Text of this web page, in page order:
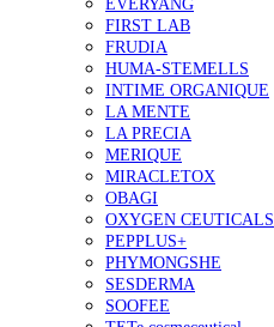
EVERYANG
FIRST LAB
FRUDIA
HUMA-STEMELLS
INTIME ORGANIQUE
LA MENTE
LA PRECIA
MERIQUE
MIRACLETOX
OBAGI
OXYGEN CEUTICALS
PEPPLUS+
PHYMONGSHE
SESDERMA
SOOFEE